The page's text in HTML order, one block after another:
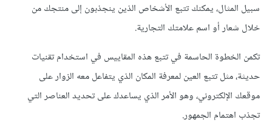
سبيل المثال، يمكنك تتبع الأشخاص الذين ينجذبون إلى منتجك من
خلال شعار أو اسم علامتك التجارية.
تكمن الخطوة الحاسمة في تتبع هذه المقاييس في استخدام تقنيات
حديثة، مثل تتبع العين لمعرفة المكان الذي يتفاعل معه الزوار على
موقعك الإلكتروني، وهو الأمر الذي يساعدك على تحديد العناصر التي
تجذب اهتمام الجمهور.